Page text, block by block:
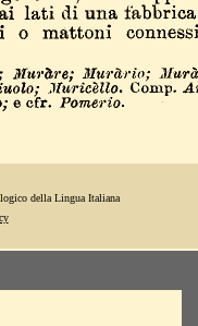
della Lingua Italiana